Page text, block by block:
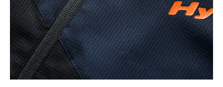
カラー・サイズ選択
BLACK/BLACK
M
¥43,890(税込)
カートに入れる
BLACK/BLACK
L
¥43,890(税込)
カートに入れる